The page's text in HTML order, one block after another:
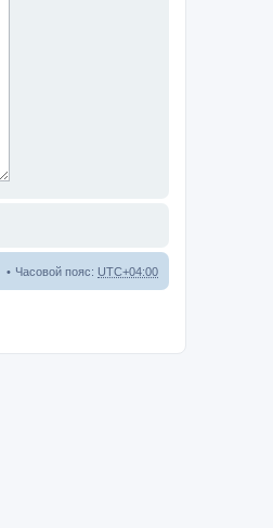
Часовой пояс: UTC+04:00